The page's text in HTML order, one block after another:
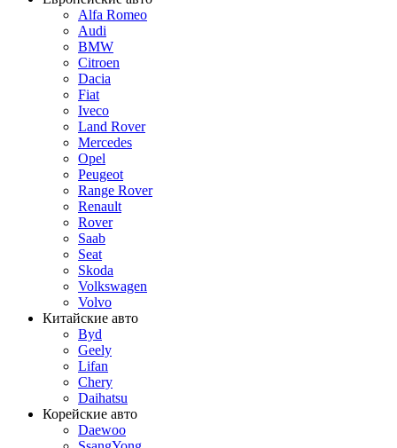
Alfa Romeo
Audi
BMW
Citroen
Dacia
Fiat
Iveco
Land Rover
Mercedes
Opel
Peugeot
Range Rover
Renault
Rover
Saab
Seat
Skoda
Volkswagen
Volvo
Китайские авто
Byd
Geely
Lifan
Chery
Daihatsu
Корейские авто
Daewoo